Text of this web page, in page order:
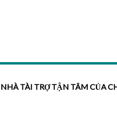
NHÀ TÀI TRỢ TẬN TÂM CỦA